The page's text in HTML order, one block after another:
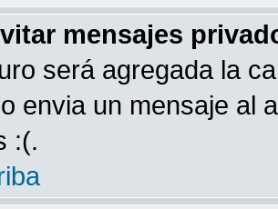
mensajes
será agregada la
envia un mensaje al
:(.